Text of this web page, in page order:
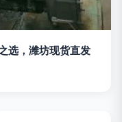
选，潍坊现货直发